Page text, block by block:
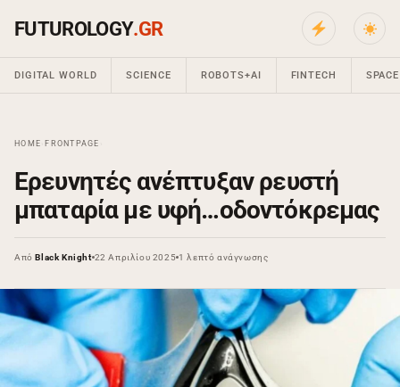
FUTUROLOGY.GR
DIGITAL WORLD SCIENCE ROBOTS+AI FINTECH SPACE
HOME FRONTPAGE
Ερευνητές ανέπτυξαν ρευστή
μπαταρία με υφή…οδοντόκρεμας
ΑπόBlack Knight 22 Απριλίου 2025 1 λεπτό ανάγνωσης